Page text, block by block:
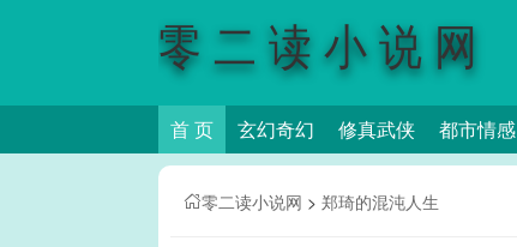
零二读小说网
首 页 玄幻奇幻 修真武侠 都市情感
零二读小说网 > 郑琦的混沌人生